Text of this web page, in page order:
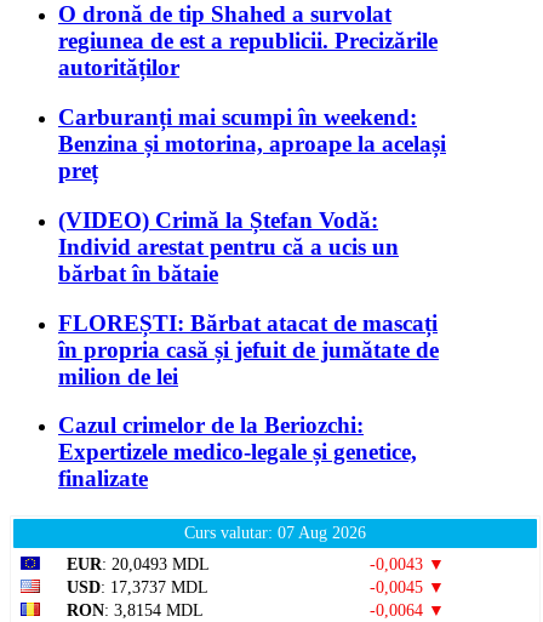
O dronă de tip Shahed a survolat
regiunea de est a republicii. Precizările
autorităților
Carburanți mai scumpi în weekend:
Benzina și motorina, aproape la același
preț
(VIDEO) Crimă la Ștefan Vodă:
Individ arestat pentru că a ucis un
bărbat în bătaie
FLOREȘTI: Bărbat atacat de mascați
în propria casă și jefuit de jumătate de
milion de lei
Cazul crimelor de la Beriozchi:
Expertizele medico-legale și genetice,
finalizate
Curs valutar: 07 Aug 2026
EUR: 20,0493 MDL
-0,0043 ▼
USD: 17,3737 MDL
-0,0045 ▼
RON: 3,8154 MDL
-0,0064 ▼